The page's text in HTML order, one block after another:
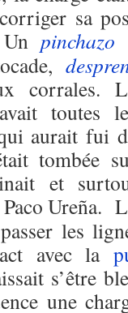
sa
pinchazo
corrales.
toutes
aurait fui
tombée
et
Paco Ureña.
les
avec la
s’être
une